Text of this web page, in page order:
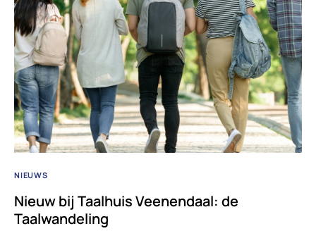
NIEUWS
Nieuw bij Taalhuis Veenendaal: de
Taalwandeling